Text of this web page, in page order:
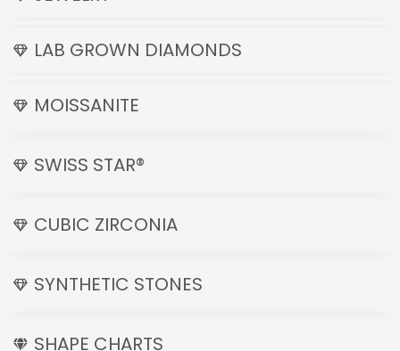
LAB GROWN DIAMONDS
MOISSANITE
SWISS STAR®
CUBIC ZIRCONIA
SYNTHETIC STONES
SHAPE CHARTS